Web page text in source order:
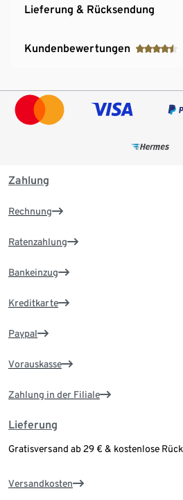
Lieferung & Rücksendung
Kundenbewertungen
Zahlung
Rechnung
Ratenzahlung
Bankeinzug
Kreditkarte
Paypal
Vorauskasse
Zahlung in der Filiale
Lieferung
Gratisversand ab 29 € & kostenlose
Versandkosten